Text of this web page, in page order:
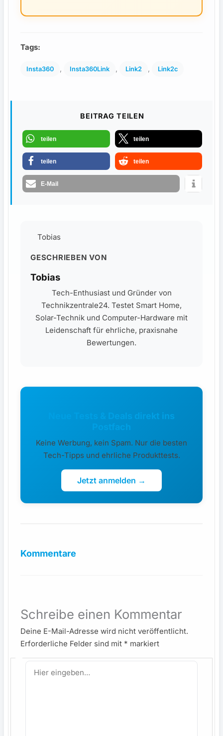
Tags:
Insta360 Insta360Link Link2 Link2c
BEITRAG TEILEN
teilen teilen
teilen teilen
E-Mail
Tobias
GESCHRIEBEN VON
Tobias
Tech-Enthusiast und Gründer von
Technikzentrale24. Testet Smart Home,
Solar-Technik und Computer-Hardware mit
Leidenschaft für ehrliche, praxisnahe
Bewertungen.
Neue Tests & Deals direkt ins
Postfach
Keine Werbung, kein Spam. Nur die besten
Tech-Tipps und ehrliche Produkttests.
Jetzt anmelden →
Kommentare
Schreibe einen Kommentar
Deine E-Mail-Adresse wird nicht veröffentlicht.
Erforderliche Felder sind mit * markiert
Hier
eingeben…